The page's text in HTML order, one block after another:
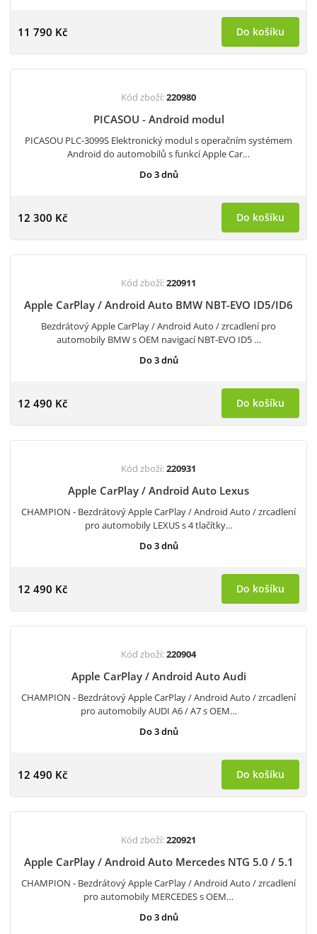
11 790 Kč Do košíku
Kód zboží:220980
PICASOU - Android modul
PICASOU PLC-3099S Elektronický modul s operačním systémem
Android do automobilů s funkcí Apple Car…
Do 3 dnů
12 300 Kč Do košíku
Kód zboží:220911
Apple CarPlay / Android Auto BMW NBT-EVO ID5/ID6
Bezdrátový Apple CarPlay / Android Auto / zrcadlení pro
automobily BMW s OEM navigací NBT-EVO ID5 …
Do 3 dnů
12 490 Kč Do košíku
Kód zboží:220931
Apple CarPlay / Android Auto Lexus
CHAMPION - Bezdrátový Apple CarPlay / Android Auto / zrcadlení
pro automobily LEXUS s 4 tlačítky…
Do 3 dnů
12 490 Kč Do košíku
Kód zboží:220904
Apple CarPlay / Android Auto Audi
CHAMPION - Bezdrátový Apple CarPlay / Android Auto / zrcadlení
pro automobily AUDI A6 / A7 s OEM…
Do 3 dnů
12 490 Kč Do košíku
Kód zboží:220921
Apple CarPlay / Android Auto Mercedes NTG 5.0 / 5.1
CHAMPION - Bezdrátový Apple CarPlay / Android Auto / zrcadlení
pro automobily MERCEDES s OEM…
Do 3 dnů